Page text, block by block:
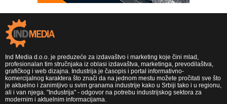
Ind Media d.o.o. je preduzeće za izdavaštvo i marketing koje čini mlad,
profesionalan tim stručnjaka iz oblasi izdavaštva, marketinga, prevodilaštva,
grafičkog i web dizajna. Industrija je časopis i portal informativno-
komercijalnog karaktera što znači da na jednom mestu možete pročitati sve što
je aktuelno i zanimljivo u svim granama industrije kako u Srbiji tako i u regionu,
ali i van njega. "Industrija" - odgovor na potrebu industrijskog sektora za
modernim i aktuelnim informacijama.